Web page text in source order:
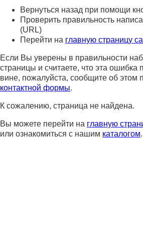
Вернуться назад при помощи
Проверить правильность
(URL)
Перейти на главную страницу
Если Вы уверены в правильности
страницы и считаете, что эта
вине, пожалуйста, сообщите об этом
контактной формы.
К сожалению, страница не найдена.
Вы можете перейти на главную
или ознакомиться с нашим каталогом.